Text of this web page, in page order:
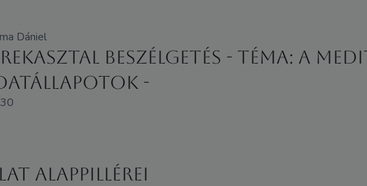
Dániel
beszélgetés - Téma: A
-
alappillérei